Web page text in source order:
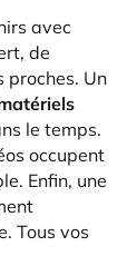
avec
de
proches. Un
le temps.
occupent
Enfin, une
Tous vos